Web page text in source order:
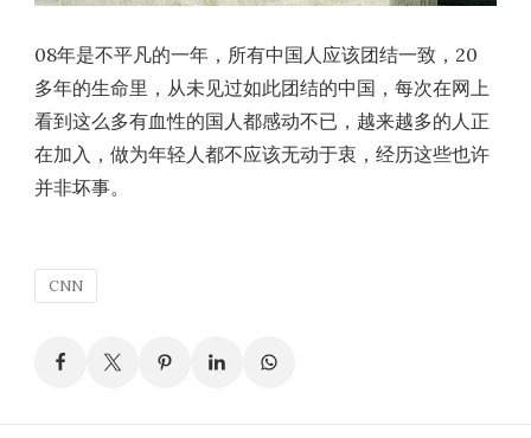
08年是不平凡的一年，所有中国人应该团结一致，20
多年的生命里，从未见过如此团结的中国，每次在网上
看到这么多有血性的国人都感动不已，越来越多的人正
在加入，做为年轻人都不应该无动于衷，经历这些也许
并非坏事。
CNN